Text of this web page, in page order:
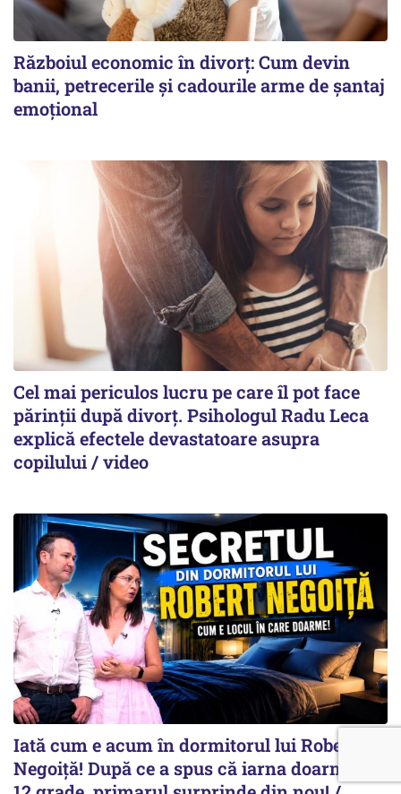
Războiul economic în divorț: Cum devin
banii, petrecerile și cadourile arme de șantaj
emoțional
Cel mai periculos lucru pe care îl pot face
părinții după divorț. Psihologul Radu Leca
explică efectele devastatoare asupra
copilului / video
Iată cum e acum în dormitorul lui Robert
Negoiță! După ce a spus că iarna doarme la